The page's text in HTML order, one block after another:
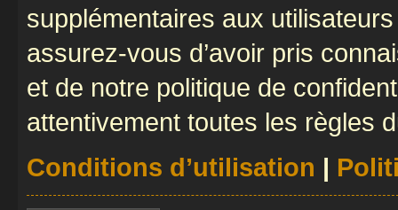
supplémentaires aux
assurez-vous d’avoir pris
et de notre politique de
attentivement toutes les règles
Conditions d’utilisation |